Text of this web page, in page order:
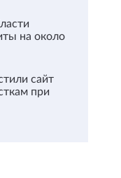
на около
сайт
при